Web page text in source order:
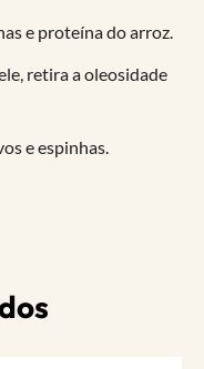
e proteína do arroz.
retira a oleosidade
e espinhas.